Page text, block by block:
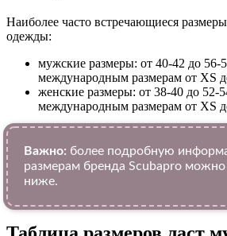
Наиболее часто встречающиеся
одежды:
мужские размеры: от 40-42 до 56-
международным размерам от XS
женские размеры: от 38-40 до 52-
международным размерам от XS
Важно: более подробную
размерам бренда Scubapro можно
ниже.